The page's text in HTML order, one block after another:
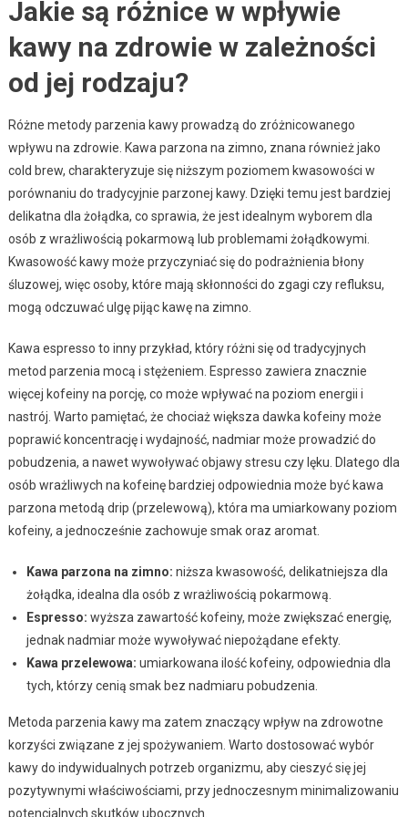
Jakie są różnice w wpływie
kawy na zdrowie w zależności
od jej rodzaju?
Różne metody parzenia kawy prowadzą do zróżnicowanego
wpływu na zdrowie. Kawa parzona na zimno, znana również jako
cold brew, charakteryzuje się niższym poziomem kwasowości w
porównaniu do tradycyjnie parzonej kawy. Dzięki temu jest bardziej
delikatna dla żołądka, co sprawia, że jest idealnym wyborem dla
osób z wrażliwością pokarmową lub problemami żołądkowymi.
Kwasowość kawy może przyczyniać się do podrażnienia błony
śluzowej, więc osoby, które mają skłonności do zgagi czy refluksu,
mogą odczuwać ulgę pijąc kawę na zimno.
Kawa espresso to inny przykład, który różni się od tradycyjnych
metod parzenia mocą i stężeniem. Espresso zawiera znacznie
więcej kofeiny na porcję, co może wpływać na poziom energii i
nastrój. Warto pamiętać, że chociaż większa dawka kofeiny może
poprawić koncentrację i wydajność, nadmiar może prowadzić do
pobudzenia, a nawet wywoływać objawy stresu czy lęku. Dlatego dla
osób wrażliwych na kofeinę bardziej odpowiednia może być kawa
parzona metodą drip (przelewową), która ma umiarkowany poziom
kofeiny, a jednocześnie zachowuje smak oraz aromat.
Kawa parzona na zimno: niższa kwasowość, delikatniejsza dla
żołądka, idealna dla osób z wrażliwością pokarmową.
Espresso: wyższa zawartość kofeiny, może zwiększać energię,
jednak nadmiar może wywoływać niepożądane efekty.
Kawa przelewowa: umiarkowana ilość kofeiny, odpowiednia dla
tych, którzy cenią smak bez nadmiaru pobudzenia.
Metoda parzenia kawy ma zatem znaczący wpływ na zdrowotne
korzyści związane z jej spożywaniem. Warto dostosować wybór
kawy do indywidualnych potrzeb organizmu, aby cieszyć się jej
pozytywnymi właściwościami, przy jednoczesnym minimalizowaniu
potencjalnych skutków ubocznych.